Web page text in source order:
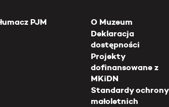
PJM
O Muzeum
Deklaracja
dostępności
Projekty
dofinansowane z
MKiDN
Standardy ochrony
małoletnich